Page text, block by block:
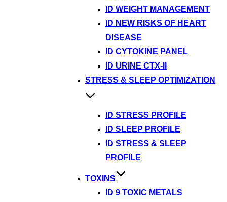
ID WEIGHT MANAGEMENT
ID NEW RISKS OF HEART
DISEASE
ID CYTOKINE PANEL
ID URINE CTX-II
STRESS & SLEEP OPTIMIZATION
ID STRESS PROFILE
ID SLEEP PROFILE
ID STRESS & SLEEP
PROFILE
TOXINS
ID 9 TOXIC METALS